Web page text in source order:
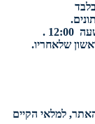
.
האתר, למלאי הקיים